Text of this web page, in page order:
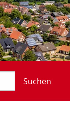
Suchen